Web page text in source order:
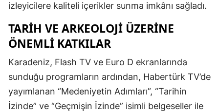
izleyicilere kaliteli içerikler sunma imkânı sağladı.
TARIH VE ARKEOLOJI ÜZERINE
ÖNEMLI KATKILAR
Karadeniz, Flash TV ve Euro D ekranlarında
sunduğu programların ardından, Habertürk TV’de
yayımlanan “Medeniyetin Adımları”, “Tarihin
İzinde” ve “Geçmişin İzinde” isimli belgeseller ile